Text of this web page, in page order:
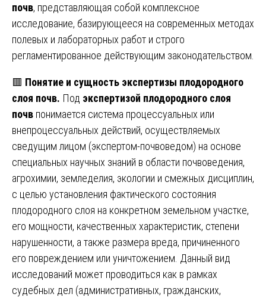
почв, представляющая собой комплексное
исследование, базирующееся на современных методах
полевых и лабораторных работ и строго
регламентированное действующим законодательством.
🟥 Понятие и сущность экспертизы плодородного
слоя почв. Под экспертизой плодородного слоя
почв понимается система процессуальных или
внепроцессуальных действий, осуществляемых
сведущим лицом (экспертом-почвоведом) на основе
специальных научных знаний в области почвоведения,
агрохимии, земледелия, экологии и смежных дисциплин,
с целью установления фактического состояния
плодородного слоя на конкретном земельном участке,
его мощности, качественных характеристик, степени
нарушенности, а также размера вреда, причиненного
его повреждением или уничтожением. Данный вид
исследований может проводиться как в рамках
судебных дел (административных, гражданских,